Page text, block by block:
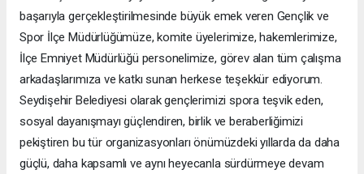
başarıyla gerçekleştirilmesinde büyük emek veren Gençlik ve
Spor İlçe Müdürlüğümüze, komite üyelerimize, hakemlerimize,
İlçe Emniyet Müdürlüğü personelimize, görev alan tüm çalışma
arkadaşlarımıza ve katkı sunan herkese teşekkür ediyorum.
Seydişehir Belediyesi olarak gençlerimizi spora teşvik eden,
sosyal dayanışmayı güçlendiren, birlik ve beraberliğimizi
pekiştiren bu tür organizasyonları önümüzdeki yıllarda da daha
güçlü, daha kapsamlı ve aynı heyecanla sürdürmeye devam